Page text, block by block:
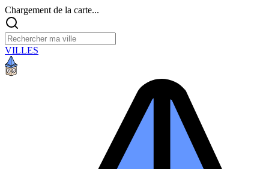
Chargement de la carte...
VILLES